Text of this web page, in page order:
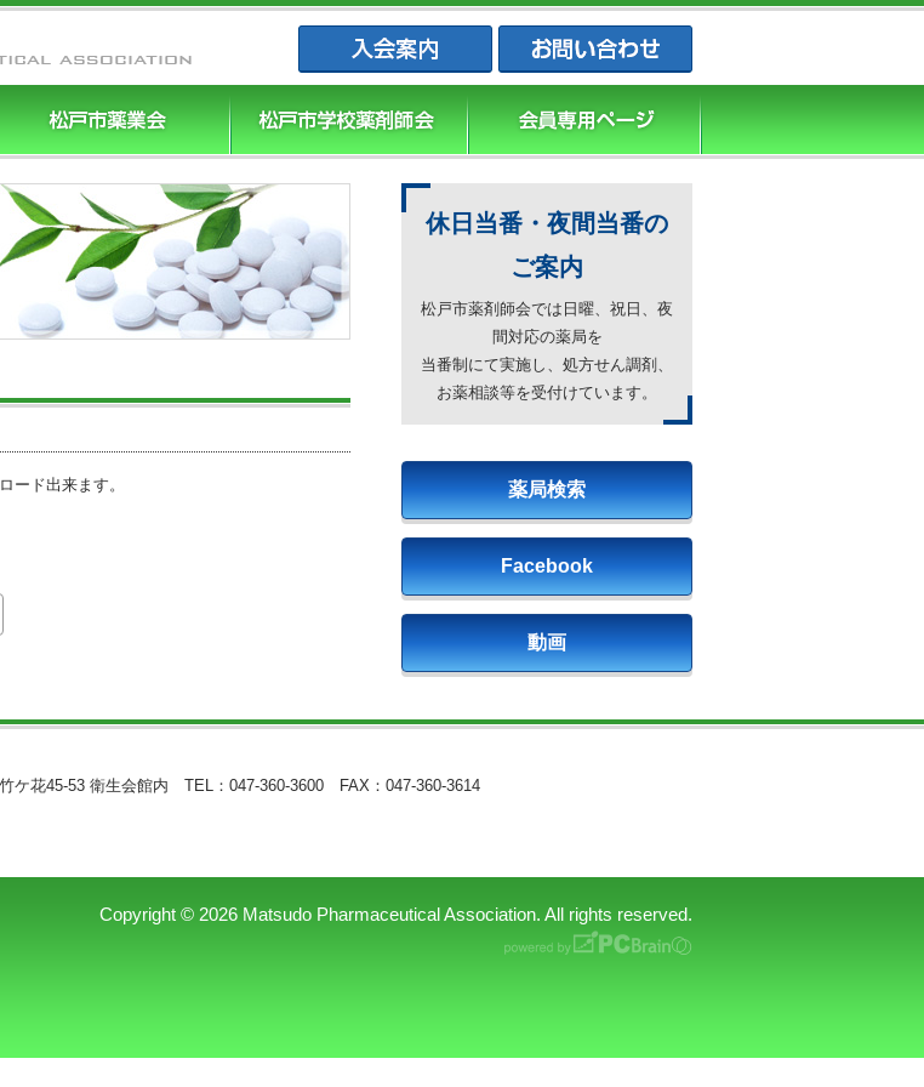
まつやく｜松戸市薬剤師会・松戸市薬業会・松戸
ード出来ます。
休日当番・夜間当番の
ご案内
松戸市薬剤師会では日曜、祝日、夜
間対応の薬局を
当番制にて実施し、処方せん調剤、
お薬相談等を受付けています。
薬局検索
Facebook
動画
ケ花45-53 衛生会館内 TEL：047-360-3600 FAX：047-360-3614
Copyright © 2026 Matsudo Pharmaceutical Association. All rights reserved.